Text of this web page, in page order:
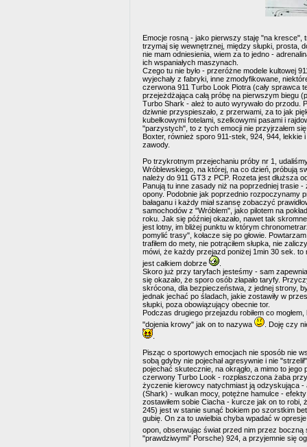
Emocje rosną - jako pierwszy staję "na kresce",
trzymaj się wewnętrznej, między słupki, prosta,
nie mam odniesienia, wiem za to jedno -
ich wspaniałych maszynach.
Czego tu nie było - przeróżne modele kultowej
wyjechały z fabryki, inne zmodyfikowane,
czerwona 911 Turbo Look Piotra (cały sprawca
przejeżdżająca całą próbę na pierwszym biegu
Turbo Shark - ależ to auto wyrywało do
dziwnie przyspieszało, z przerwami, za to jak
kubełkowymi fotelami, szelkowymi pasami i
"parzystych", to z tych emocji nie przyjrzałem
Boxter, również sporo 911-stek, 924, 944,
zawody.
Po trzykrotnym przejechaniu próby nr 1,
Wróblewskiego, na której, na co dzień, próbują
należy do 911 GT3 z PCP. Rozeta jest dłuższa
Panują tu inne zasady niż na poprzedniej trasie
opony. Podobnie jak poprzednio rozpoczynamy
bałaganu i każdy miał szansę zobaczyć
samochodów z "Wróblem", jako pilotem na
roku. Jak się później okazało, nawet tak
jest lotny, im bliżej punktu w którym
pomylić trasy", kołacze się po głowie.
trafiłem do mety, nie potrąciłem słupka, nie
mówi, że każdy przejazd poniżej 1min 30 sek. to
jest całkiem dobrze
Skoro już przy taryfach jesteśmy - sam
się okazało, że sporo osób złapało taryfy.
skrócona, dla bezpieczeństwa, z jednej strony,
jednak jechać po śladach, jakie zostawiły w
słupki, poza obowiązujący obecnie tor.
Podczas drugiego przejazdu robiłem co
"dojenia krowy" jak on to nazywa
. Doję czy
Pisząc o sportowych emocjach nie sposób nie
sobą gdyby nie pojechał agresywnie i nie
pojechać skutecznie, na okrągło, a mimo to
czerwony Turbo Look - rozpłaszczona żaba
życzenie kierowcy natychmiast ją odzyskująca -
(Shark) - wulkan mocy, potężne hamulce -
zostawiłem sobie Ciacha - kurcze jak on to robi,
245) jest w stanie sunąć bokiem po szorstkim
gubię. On za to uwielbia chyba wpadać w
opon, obserwując świat przed nim przez
"prawdziwymi" Porsche) 924, a przyjemnie się